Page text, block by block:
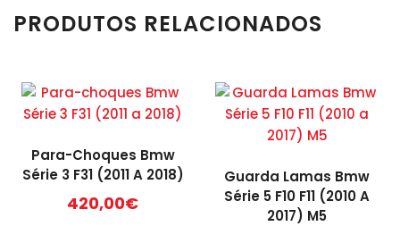
PRODUTOS RELACIONADOS
Para-Choques Bmw
Série 3 F31 (2011 A 2018)
420,00€
Guarda Lamas Bmw
Série 5 F10 F11 (2010 A
2017) M5